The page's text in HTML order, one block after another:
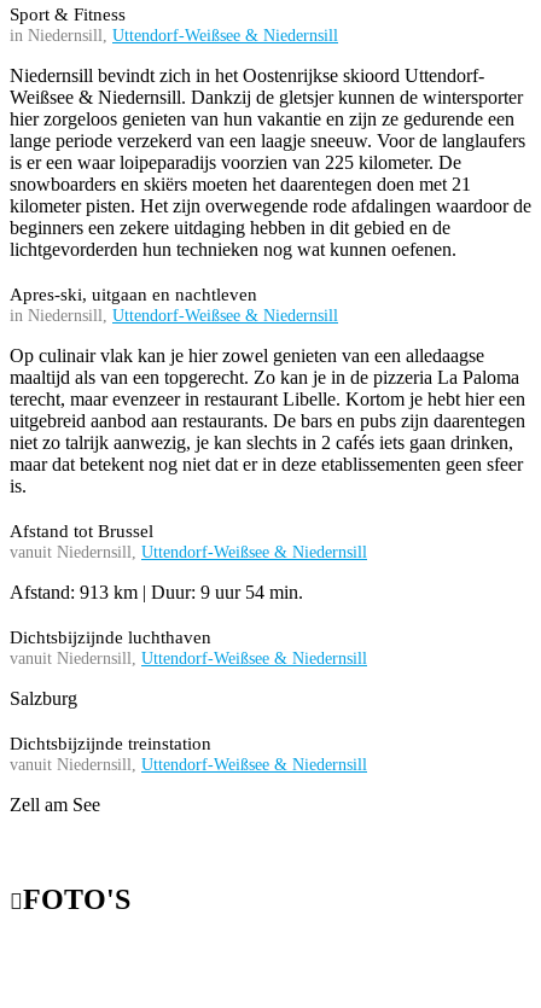
Sport & Fitness
in Niedernsill, Uttendorf-Weißsee & Niedernsill
Niedernsill bevindt zich in het Oostenrijkse skioord Uttendorf-
Weißsee & Niedernsill. Dankzij de gletsjer kunnen de wintersporter
hier zorgeloos genieten van hun vakantie en zijn ze gedurende een
lange periode verzekerd van een laagje sneeuw. Voor de langlaufers
is er een waar loipeparadijs voorzien van 225 kilometer. De
snowboarders en skiërs moeten het daarentegen doen met 21
kilometer pisten. Het zijn overwegende rode afdalingen waardoor de
beginners een zekere uitdaging hebben in dit gebied en de
lichtgevorderden hun technieken nog wat kunnen oefenen.
Apres-ski, uitgaan en nachtleven
in Niedernsill, Uttendorf-Weißsee & Niedernsill
Op culinair vlak kan je hier zowel genieten van een alledaagse
maaltijd als van een topgerecht. Zo kan je in de pizzeria La Paloma
terecht, maar evenzeer in restaurant Libelle. Kortom je hebt hier een
uitgebreid aanbod aan restaurants. De bars en pubs zijn daarentegen
niet zo talrijk aanwezig, je kan slechts in 2 cafés iets gaan drinken,
maar dat betekent nog niet dat er in deze etablissementen geen sfeer
is.
Afstand tot Brussel
vanuit Niedernsill, Uttendorf-Weißsee & Niedernsill
Afstand: 913 km | Duur: 9 uur 54 min.
Dichtsbijzijnde luchthaven
vanuit Niedernsill, Uttendorf-Weißsee & Niedernsill
Salzburg
Dichtsbijzijnde treinstation
vanuit Niedernsill, Uttendorf-Weißsee & Niedernsill
Zell am See
FOTO'S